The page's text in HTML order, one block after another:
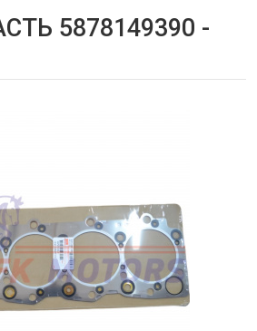
5878149390 -